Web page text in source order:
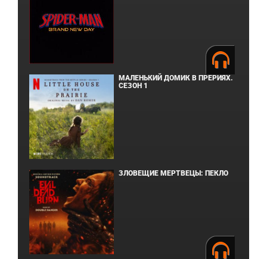
МАЛЕНЬКИЙ ДОМИК В ПРЕРИЯХ.
СЕЗОН 1
ЗЛОВЕЩИЕ МЕРТВЕЦЫ: ПЕКЛО